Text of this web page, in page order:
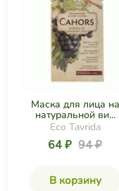
Маска для лица на
натуральной ви...
Eco Tavrida
64 ₽ 94 ₽
В корзину